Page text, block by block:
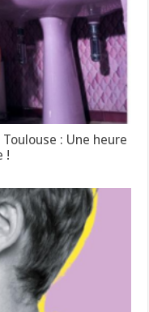
: Une heure
!